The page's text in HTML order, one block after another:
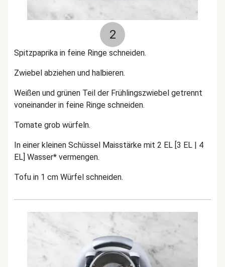
2
Spitzpaprika in feine Ringe schneiden.
Zwiebel abziehen und halbieren.
Weißen und grünen Teil der Frühlingszwiebel getrennt
voneinander in feine Ringe schneiden.
Tomate grob würfeln.
In einer kleinen Schüssel Maisstärke mit 2 EL [3 EL | 4
EL] Wasser* vermengen.
Tofu in 1 cm Würfel schneiden.